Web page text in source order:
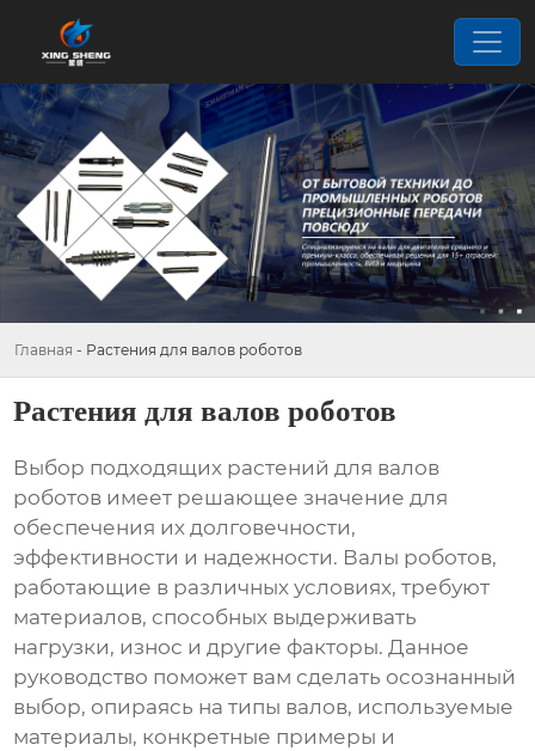
Главная - Растения для валов роботов
Растения для валов роботов
Выбор подходящих растений для валов
роботов имеет решающее значение для
обеспечения их долговечности,
эффективности и надежности. Валы роботов,
работающие в различных условиях, требуют
материалов, способных выдерживать
нагрузки, износ и другие факторы. Данное
руководство поможет вам сделать осознанный
выбор, опираясь на типы валов, используемые
материалы, конкретные примеры и